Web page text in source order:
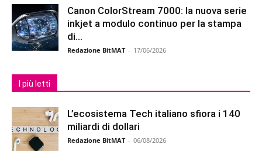
Canon ColorStream 7000: la nuova serie
inkjet a modulo continuo per la stampa
di...
Redazione BitMAT - 17/06/2026
I più letti
L’ecosistema Tech italiano sfiora i 140
miliardi di dollari
Redazione BitMAT - 06/08/2026